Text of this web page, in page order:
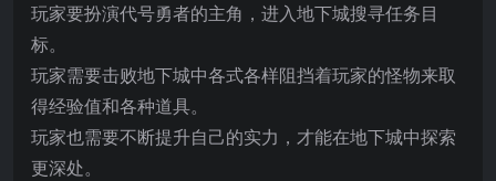
玩家要扮演代号勇者的主角，进入地下城搜寻任务目
标。
玩家需要击败地下城中各式各样阻挡着玩家的怪物来取
得经验值和各种道具。
玩家也需要不断提升自己的实力，才能在地下城中探索
更深处。